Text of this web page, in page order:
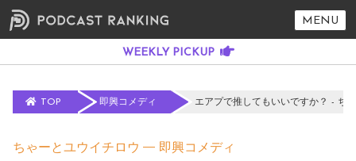
MENU
TOP 即興コメディ エアプで推してもいいですか？ - ち
ちゃーとユウイチロウ 即興コメディ